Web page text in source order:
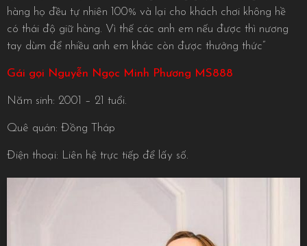
hàng họ đều tự nhiên 100% và lại cho khách chơi không hề
có thái độ giữ hàng. Vì thế các anh em nếu được thì nương
tay dùm để nhiều anh em khác còn được thưởng thức”
Gái gọi Nguyễn Ngọc Minh Phương MS888
Năm sinh: 2001 – 21 tuổi.
Quê quán: Đồng Tháp
Điện thoại: Liên hệ trực tiếp để lấy số.